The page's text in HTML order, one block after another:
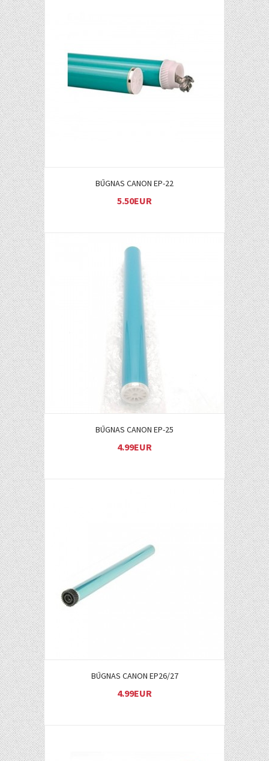
Į KREPŠELĮ
BŪGNAS CANON EP-22
5.50EUR
BŪGNAS CANON EP-25
4.99EUR
Į KREPŠELĮ
BŪGNAS CANON EP26/27
4.99EUR